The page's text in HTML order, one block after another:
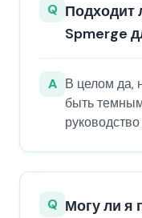
Q Подходит
Spmerge
A В целом да,
быть
Q Могу ли я